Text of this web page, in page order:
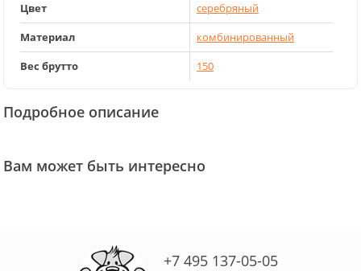
Цвет
серебряный
Материал
комбинированный
Вес брутто
150
Подробное описание
Вам может быть интересно
+7 495 137-05-05